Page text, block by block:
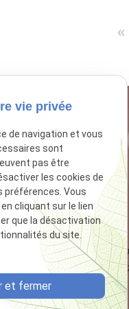
«
Adresse
120 Av. Roger
92290 Châtenay-
vie privée
de navigation et vous
sont
pas être
les cookies de
préférences. Vous
cliquant sur le lien
que la désactivation
du site.
et fermer